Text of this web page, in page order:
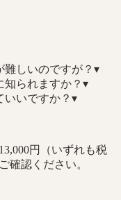
しいのですが？ ▾
られますか？ ▾
いですか？ ▾
円（いずれも税
確認ください。